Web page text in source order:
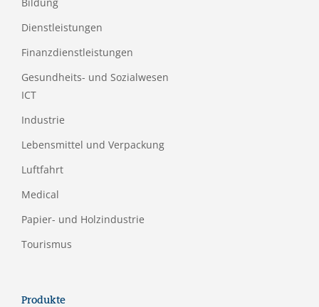
Dienstleistungen
Finanzdienstleistungen
Gesundheits- und Sozialwesen
ICT
Industrie
Lebensmittel und Verpackung
Luftfahrt
Medical
Papier- und Holzindustrie
Tourismus
Produkte